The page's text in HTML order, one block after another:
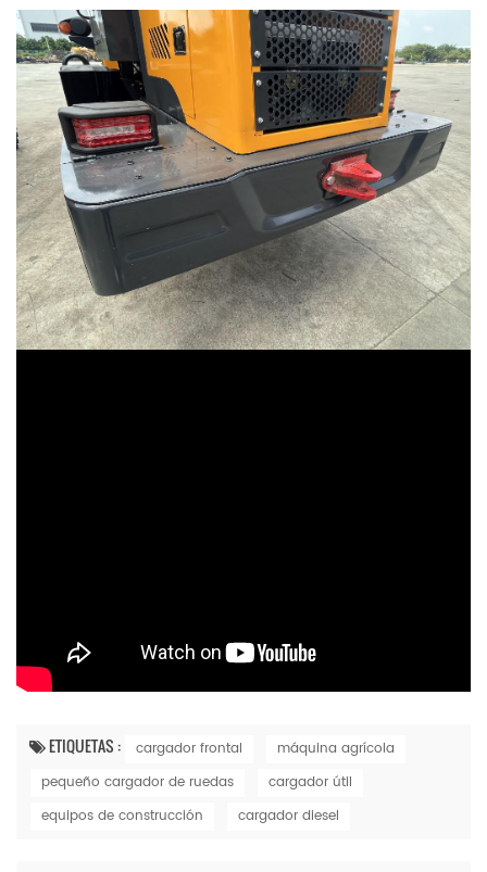
ETIQUETAS : cargador frontal
máquina agrícola
pequeño cargador de ruedas
cargador útil
equipos de construcción
cargador diesel